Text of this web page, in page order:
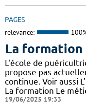
PAGES
relevance:
La formation
L'école de
propose pas
continue. Voir aussi
La formation Le
19/06/2025 19:33